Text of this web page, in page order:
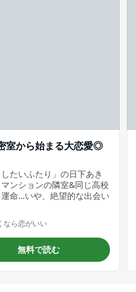
室から始まる大恋愛◎
したいふたり」の日下あき
ンションの隣室&同じ高校
命…いや、絶望的な出会い
なら恋がいい
無料で読む